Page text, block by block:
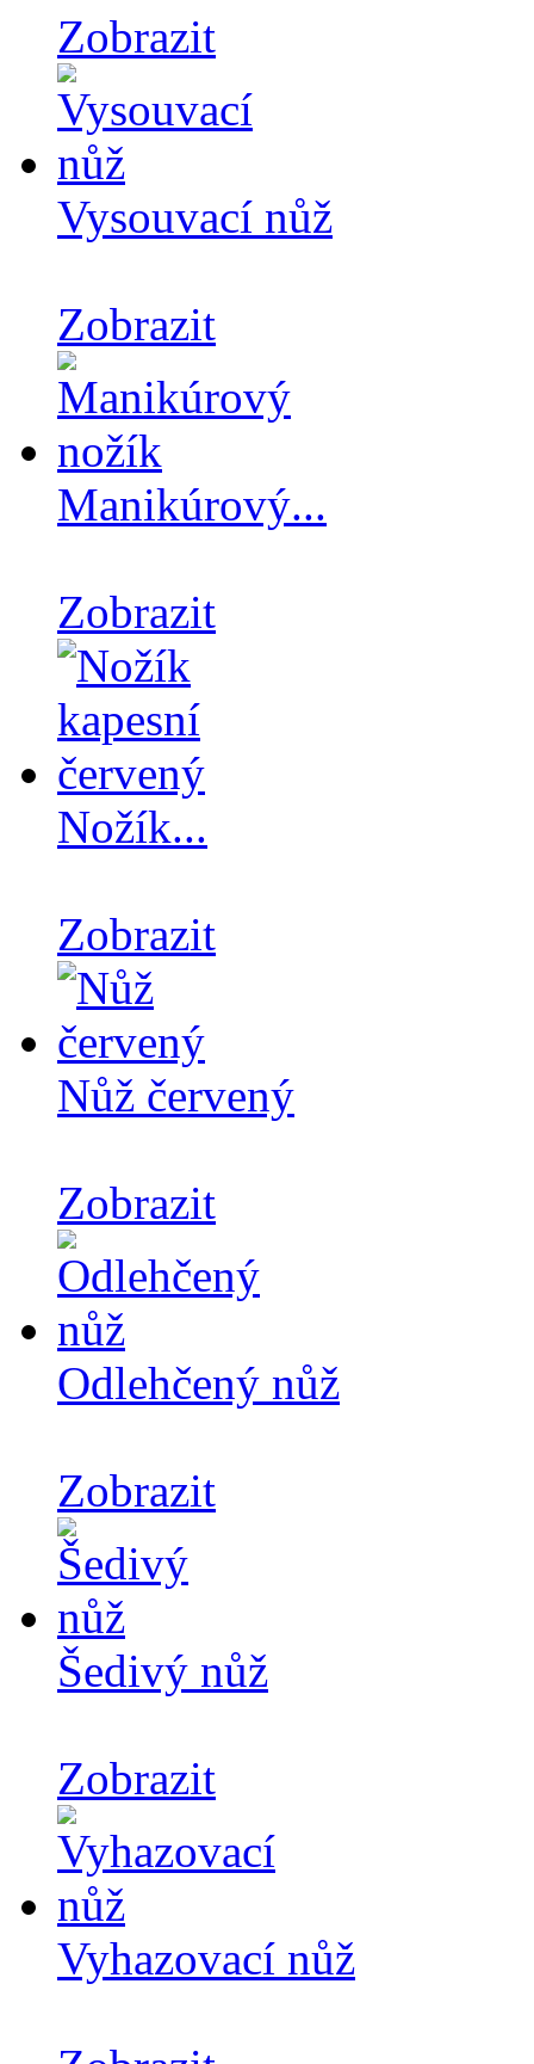
Zobrazit
Vysouvací nůž
Zobrazit
Manikúrový...
Zobrazit
Nožík...
Zobrazit
Nůž červený
Zobrazit
Odlehčený nůž
Zobrazit
Šedivý nůž
Zobrazit
Vyhazovací nůž